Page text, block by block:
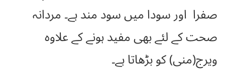
صفرا اور سودا میں سود مند ہے۔ مردانہ
صحت کے لئے بھی مفید ہونے کے علاوہ
ویرج(منی) کو بڑھاتا ہے۔